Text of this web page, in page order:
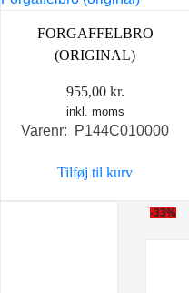
FORGAFFELBRO
(ORIGINAL)
955,00 kr.
inkl. moms
Varenr: P144C010000
Tilføj til kurv
-33%